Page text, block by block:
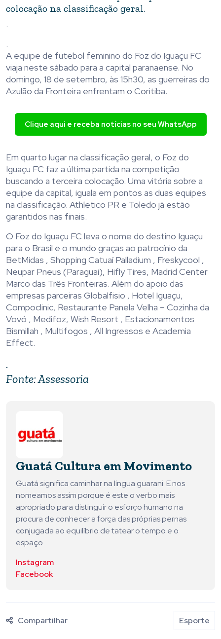
colocação na classificação geral.
.
.
A equipe de futebol feminino do Foz do Iguaçu FC
viaja neste sábado para a capital paranaense. No
domingo, 18 de setembro, às 15h30, as guerreiras do
Azulão da Fronteira enfrentam o Coritiba.
Clique aqui e receba notícias no seu WhatsApp
Em quarto lugar na classificação geral, o Foz do
Iguaçu FC faz a última partida na competição
buscando a terceira colocação. Uma vitória sobre a
equipe da capital, iguala em pontos as duas equipes
na classificação. Athletico PR e Toledo já estão
garantidos nas finais.
O Foz do Iguaçu FC leva o nome do destino Iguaçu
para o Brasil e o mundo graças ao patrocínio da
BetMidas , Shopping Catuaí Palladium , Freskycool ,
Neupar Pneus (Paraguai), Hifly Tires, Madrid Center
Marco das Três Fronteiras. Além do apoio das
empresas parceiras Globalfisio , Hotel Iguaçu,
Compoclinic, Restaurante Panela Velha – Cozinha da
Vovó , Medifoz, Wish Resort , Estacionamentos
Bismillah , Multifogos , All Ingressos e Academia
Effect.
.
Fonte: Assessoria
Guatá Cultura em Movimento
Guatá significa caminhar na língua guarani. E nos
nomeamos assim porque é este o verbo mais
apropriado para distinguir o esforço humano na
procura de conhecer a força das próprias pernas
conjugada ao equilíbrio de tatear o tempo e o
espaço.
Instagram
Facebook
Compartilhar Esporte